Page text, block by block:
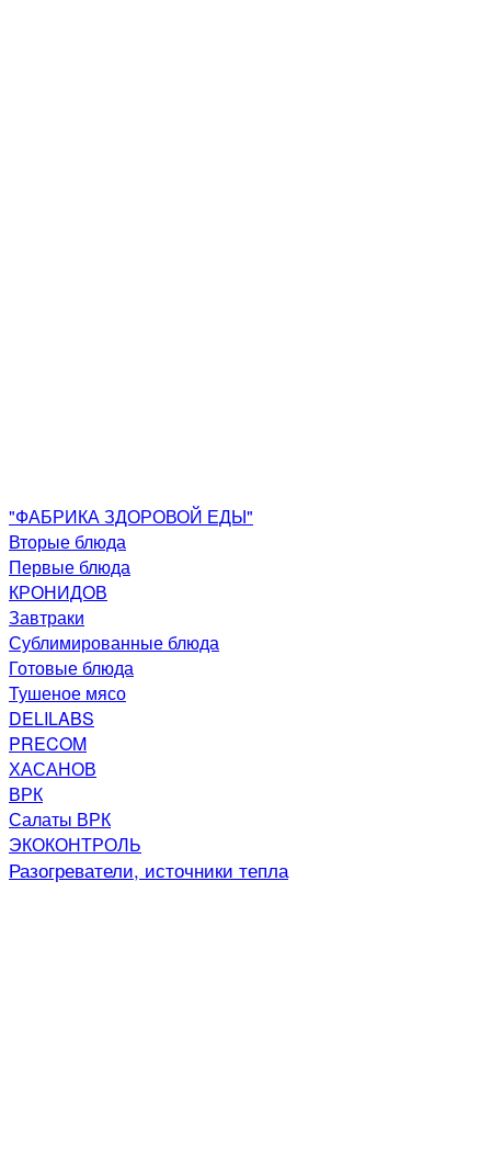
"ФАБРИКА ЗДОРОВОЙ ЕДЫ"
Вторые блюда
Первые блюда
КРОНИДОВ
Завтраки
Сублимированные блюда
Готовые блюда
Тушеное мясо
DELILABS
PRECOM
ХАСАНОВ
ВРК
Салаты ВРК
ЭКОКОНТРОЛЬ
Разогреватели, источники тепла